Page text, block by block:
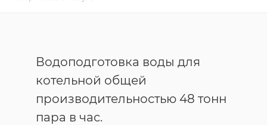
Водоподготовка воды для
котельной общей
производительностью 48 тонн
пара в час.